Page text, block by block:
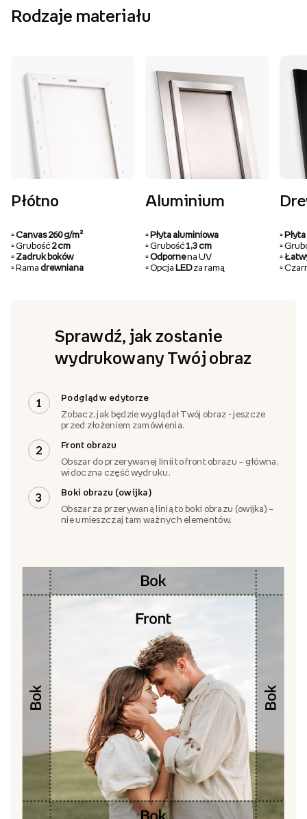
Rodzaje materiału
Płótno
▫️ Canvas 260 g/m²
▫️ Grubość 2 cm
▫️ Zadruk boków
▫️ Rama drewniana
Aluminium
▫️ Płyta aluminiowa
▫️ Grubość1,3 cm
▫️ Odpornena UV
▫️ Opcja LEDza ramą
▫️
▫️
▫️
▫️
Sprawdź, jak zostanie
wydrukowany Twój obraz
1
Podgląd w edytorze
Zobacz, jak będzie wyglądał Twój obraz - jeszcze
przed złożeniem zamówienia.
2
Front obrazu
Obszar do przerywanej linii to front obrazu – główna,
widoczna część wydruku.
3
Boki obrazu (owijka)
Obszar za przerywaną linią to boki obrazu (owijka) –
nie umieszczaj tam ważnych elementów.